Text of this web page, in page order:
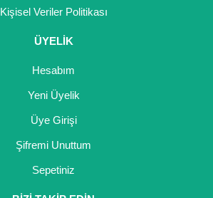
Kişisel Veriler Politikası
ÜYELİK
Hesabım
Yeni Üyelik
Üye Girişi
Şifremi Unuttum
Sepetiniz